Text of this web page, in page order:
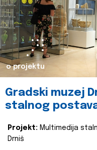
o projektu
Gradski muzej
stalnog
Projekt: Multimedija
Drniš